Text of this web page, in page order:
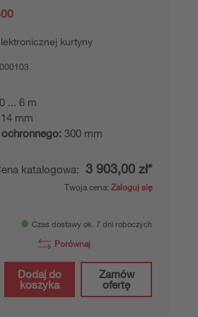
kurtyny
0 ... 6 m
14 mm
300 mm
katalogowa: 3 903,00 zł*
Twoja cena: Zaloguj się
Czas dostawy ok. 7 dni roboczych
Porównaj
Dodaj do
koszyka
Zamów
ofertę